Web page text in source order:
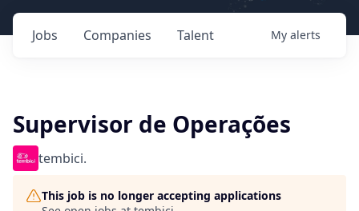
Jobs Companies Talent My alerts
Supervisor de Operações
tembici.
This job is no longer accepting applications